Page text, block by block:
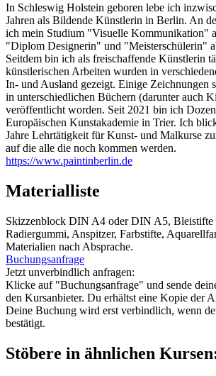
In Schleswig Holstein geboren lebe ich
Jahren als Bildende Künstlerin in Berlin. An
ich mein Studium "Visuelle Kommunikation"
"Diplom Designerin" und "Meisterschülerin"
Seitdem bin ich als freischaffende Künstlerin
künstlerischen Arbeiten wurden in
In- und Ausland gezeigt. Einige Zeichnungen
in unterschiedlichen Büchern (darunter auch
veröffentlicht worden. Seit 2021 bin ich
Europäischen Kunstakademie in Trier. Ich
Jahre Lehrtätigkeit für Kunst- und Malkurse
auf die alle die noch kommen werden.
https://www.paintinberlin.de
Materialliste
Skizzenblock DIN A4 oder DIN A5,
Radiergummi, Anspitzer, Farbstifte,
Materialien nach Absprache.
Buchungsanfrage
Jetzt unverbindlich anfragen:
Klicke auf "Buchungsanfrage" und sende
den Kursanbieter. Du erhältst eine Kopie der
Deine Buchung wird erst verbindlich, wenn
bestätigt.
Stöbere in ähnlichen